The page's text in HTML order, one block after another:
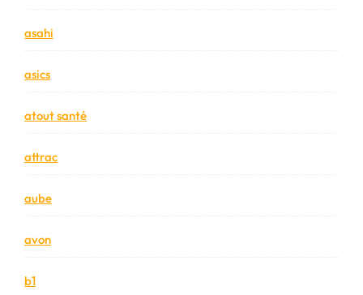
asahi
asics
atout santé
attrac
aube
avon
b1